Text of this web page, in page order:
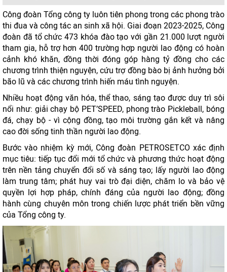
Công đoàn Tổng công ty luôn tiên phong trong các phong trào
thi đua và công tác an sinh xã hội. Giai đoạn 2023-2025, Công
đoàn đã tổ chức 473 khóa đào tạo với gần 21.000 lượt người
tham gia, hỗ trợ hơn 400 trường hợp người lao động có hoàn
cảnh khó khăn, đồng thời đóng góp hàng tỷ đồng cho các
chương trình thiện nguyện, cứu trợ đồng bào bị ảnh hưởng bởi
bão lũ và các chương trình hiến máu tình nguyện.
Nhiều hoạt động văn hóa, thể thao, sáng tạo được duy trì sôi
nổi như: giải chạy bộ PET’SPEED, phong trào Pickleball, bóng
đá, chạy bộ - vì cộng đồng, tạo môi trường gắn kết và nâng
cao đời sống tinh thần người lao động.
Bước vào nhiệm kỳ mới, Công đoàn PETROSETCO xác định
mục tiêu: tiếp tục đổi mới tổ chức và phương thức hoạt động
trên nền tảng chuyển đổi số và sáng tạo; lấy người lao động
làm trung tâm; phát huy vai trò đại diện, chăm lo và bảo vệ
quyền lợi hợp pháp, chính đáng của người lao động; đồng
hành cùng chuyên môn trong chiến lược phát triển bền vững
của Tổng công ty.